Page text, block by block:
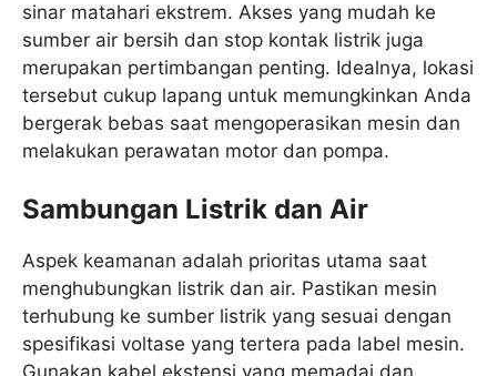
sinar matahari ekstrem. Akses yang mudah ke
sumber air bersih dan stop kontak listrik juga
merupakan pertimbangan penting. Idealnya, lokasi
tersebut cukup lapang untuk memungkinkan Anda
bergerak bebas saat mengoperasikan mesin dan
melakukan perawatan motor dan pompa.
Sambungan Listrik dan Air
Aspek keamanan adalah prioritas utama saat
menghubungkan listrik dan air. Pastikan mesin
terhubung ke sumber listrik yang sesuai dengan
spesifikasi voltase yang tertera pada label mesin.
Gunakan kabel ekstensi yang memadai dan